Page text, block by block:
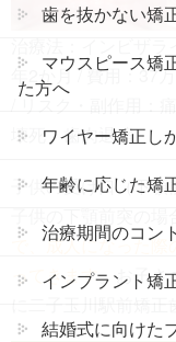
年2か月 / 費用：37
/ リスク・副作用：
壊死・歯肉退縮
子供の受け口（下顎
で、成人になった
ってきます。お子さ
に二子玉川駅前矯
歯を抜かない矯
マウスピース矯
た方へ
ワイヤー矯正し
年齢に応じた矯
治療期間のコン
インプラント矯
結婚式に向けた